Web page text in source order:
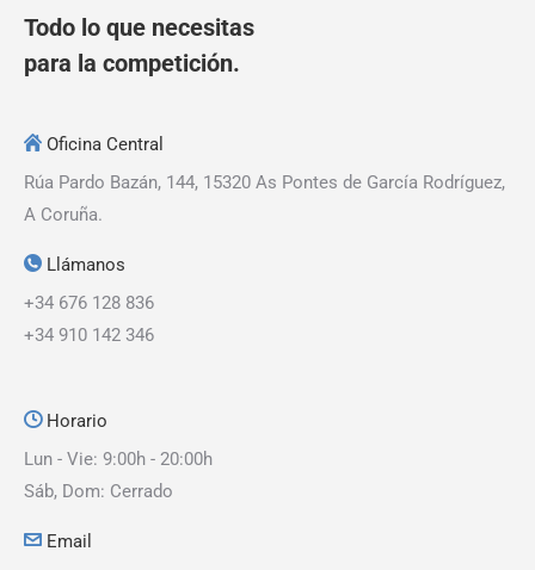
Todo lo que necesitas
para la competición.
Oficina Central
Rúa Pardo Bazán, 144, 15320 As Pontes de García Rodríguez,
A Coruña.
Llámanos
+34 676 128 836
+34 910 142 346
Horario
Lun - Vie: 9:00h - 20:00h
Sáb, Dom: Cerrado
Email